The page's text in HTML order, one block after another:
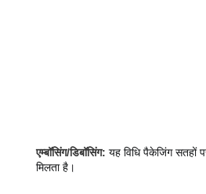
एम्बॉसिंग/डिबॉसिंग: यह विधि पैकेजिंग सतहों
मिलता है।